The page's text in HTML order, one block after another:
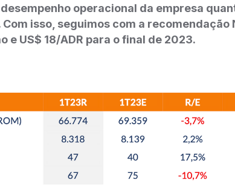
operacional da empresa
Com isso, seguimos com a
e US$ 18/ADR para o final de 2023.